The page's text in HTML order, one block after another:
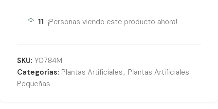
11 ¡Personas viendo este producto ahora!
SKU: Y0784M
Categorías: Plantas Artificiales, Plantas Artificiales
Pequeñas